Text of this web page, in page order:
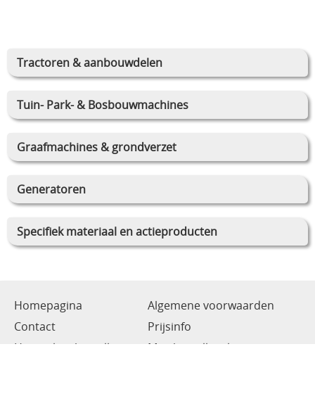
Tractoren & aanbouwdelen
Tuin- Park- & Bosbouwmachines
Graafmachines & grondverzet
Generatoren
Specifiek materiaal en actieproducten
Homepagina
Algemene voorwaarden
Contact
Prijsinfo
Hoe online bestellen
Mijn bestelling laten